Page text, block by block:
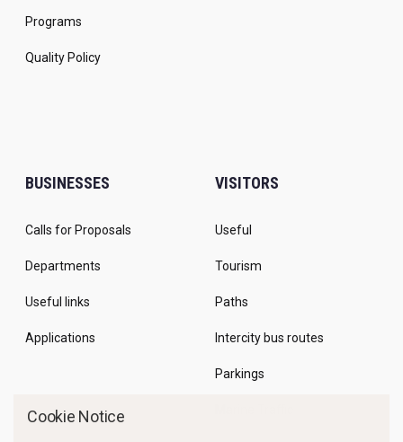
Programs
Quality Policy
BUSINESSES
Calls for Proposals
Departments
Useful links
Applications
VISITORS
Useful
Tourism
Paths
Intercity bus routes
Parkings
Cookie Notice